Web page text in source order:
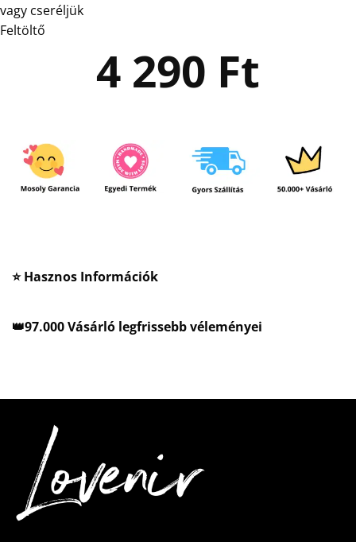
vagy cseréljük
Feltöltő
4 290 Ft
⭐ Hasznos Információk
👑97.000 Vásárló legfrissebb véleményei